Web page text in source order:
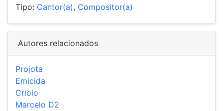
Tipo: Cantor(a), Compositor(a)
Autores relacionados
Projota
Emicida
Criolo
Marcelo D2